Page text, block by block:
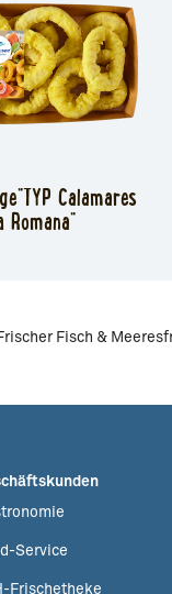
Calamares
Romana"
Fisch &
Service
Frischetheke